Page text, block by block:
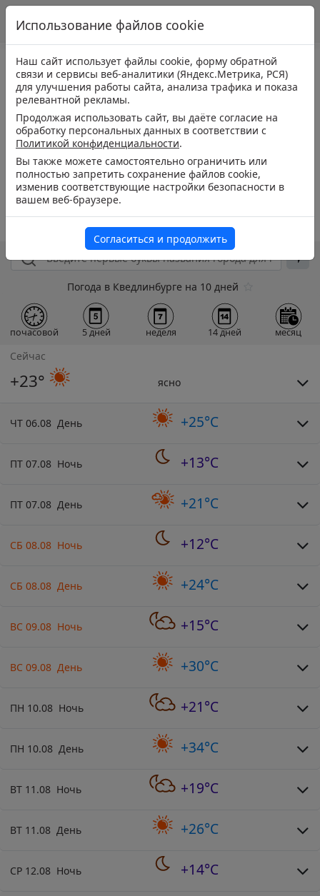
Погода в Кведлинбурге на 10 дней
почасовой 5 дней неделя 14 дней месяц
Сейчас
+23° ясно
ЧТ 06.08 День +25°C
ПТ 07.08 Ночь +13°C
ПТ 07.08 День +21°C
СБ 08.08 Ночь +12°C
СБ 08.08 День +24°C
ВС 09.08 Ночь +15°C
ВС 09.08 День +30°C
ПН 10.08 Ночь +21°C
ПН 10.08 День +34°C
ВТ 11.08 Ночь +19°C
ВТ 11.08 День +26°C
СР 12.08 Ночь +14°C
Использование файлов cookie
Наш сайт использует файлы cookie, форму обратной
связи и сервисы веб-аналитики (Яндекс.Метрика, РСЯ)
для улучшения работы сайта, анализа трафика и показа
релевантной рекламы.
Продолжая использовать сайт, вы даёте согласие на
обработку персональных данных в соответствии с
Политикой конфиденциальности.
Вы также можете самостоятельно ограничить или
полностью запретить сохранение файлов cookie,
изменив соответствующие настройки безопасности в
вашем веб-браузере.
Согласиться и продолжить